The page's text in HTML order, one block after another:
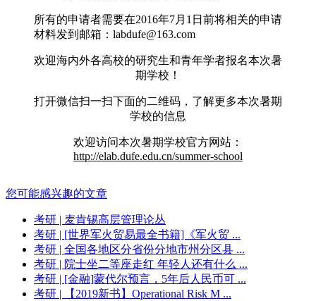
所有的申请者需要在2016年7月1日前将相关的申请
材料发到邮箱：labdufe@163.com
欢迎海内外各高校的研究生和青年学者报名本次暑
期学校！
打开微信扫一扫下面的二维码，了解更多本次暑期
学校的信息
欢迎访问本次暑期学校官方网站：
http://elab.dufe.edu.cn/summer-school
您可能感兴趣的文章
考研 | 麦肯锡高层管理论丛
考研 | [世界军火贸易最全书籍]《军火贸 ...
考研 | 全国各地区分省份分地市州分区县 ...
考研 | 院士坐二等座走红 年轻人还有什么 ...
考研 | [金融]蒙代尔预言，5年后人民币可 ...
考研 | 【2019新书】Operational Risk M ...